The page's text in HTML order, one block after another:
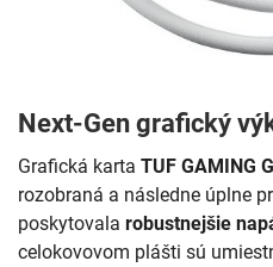
Next-Gen grafický
Grafická karta TUF GAMING
rozobraná a následne úplne
poskytovala robustnejšie
celokovovom plášti sú